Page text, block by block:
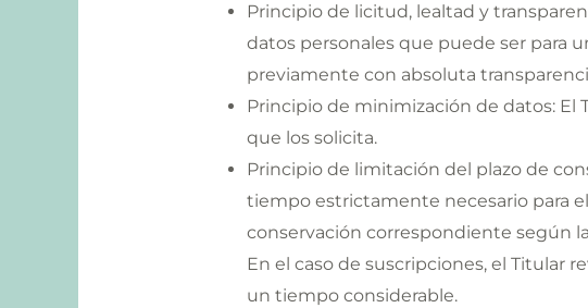
Principio de licitud, lealtad y
datos personales que puede ser para
previamente con absoluta
Principio de minimización de datos: El
que los solicita.
Principio de limitación del plazo de
tiempo estrictamente necesario para
conservación correspondiente según
En el caso de suscripciones, el Titular
un tiempo considerable.